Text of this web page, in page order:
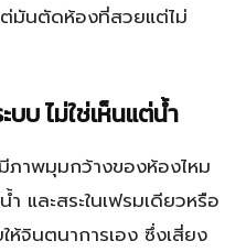
มันตัดห้องที่สวยแต่ไม่
บ ไม่ใช่เห็นแต่น้ำ
ภาพมุมกว้างของห้องไหม
และสระในเฟรมเดียวหรือ
จินตนาการเอง ซึ่งเสี่ยง